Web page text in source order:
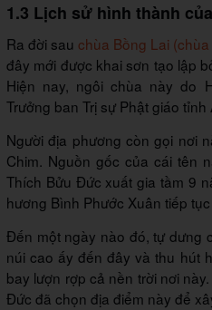
1.3 Lịch sử hình thành
Ra đời sau chùa Bồng Lai (chùa
đây mới được khai sơn tạo lập
Hiện nay, ngôi chùa này do
Trưởng ban Trị sự Phật giáo tỉnh
Người địa phương còn gọi nơi
Chim. Nguồn gốc của cái tên
Thích Bửu Đức xuất gia tầm 9
hương Bình Phước Xuân tiếp
Đến một ngày nào đó, tự dưng
núi cao ấy đến đây và thu hút
bay lượn rợp cả nền trời nơi
Đức đã chọn địa điểm này để